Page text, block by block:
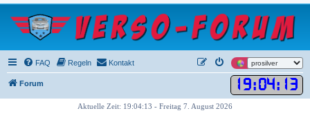
FAQ Regeln Kontakt
Forum 19:04: 13
Aktuelle Zeit: 19:04:13 - Freitag 7. August 2026